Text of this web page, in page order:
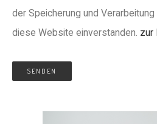
der Speicherung und
diese Website einverstanden. zur